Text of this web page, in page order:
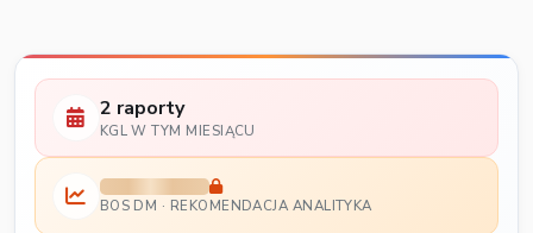
2 raporty
KGL W TYM MIESIĄCU
BOS DM · REKOMENDACJA ANALITYKA